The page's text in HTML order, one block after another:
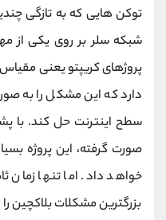
شبکه سلر بر روی یکی از
پروژ‌های کریپتو یعنی
دارد که این مشکل را به
سطح اینترنت حل کند. با
صورت گرفته، این پروژه
خواهد داد. اما تنها زمان
بزرگترین مشکلات بلاکچین